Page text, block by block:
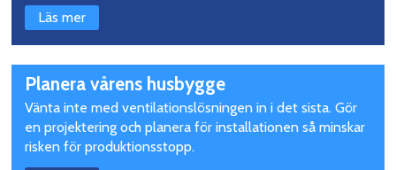
Läs mer
Planera vårens husbygge
Vänta inte med ventilationslösningen in i det sista. Gör
en projektering och planera för installationen så minskar
risken för produktionsstopp.